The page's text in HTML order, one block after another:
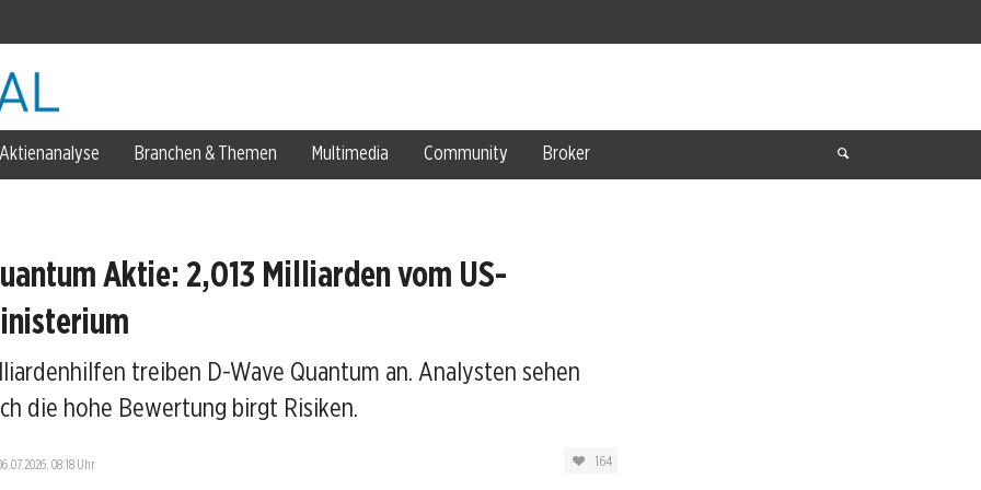
Aktienanalyse Branchen & Themen Multimedia Community Broker
Aktie: 2,013 Milliarden vom US-
treiben D-Wave Quantum an. Analysten sehen
die hohe Bewertung birgt Risiken.
08:18 Uhr 164